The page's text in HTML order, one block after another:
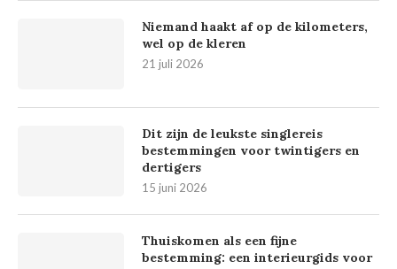
Niemand haakt af op de kilometers,
wel op de kleren
21 juli 2026
Dit zijn de leukste singlereis
bestemmingen voor twintigers en
dertigers
15 juni 2026
Thuiskomen als een fijne
bestemming: een interieurgids voor